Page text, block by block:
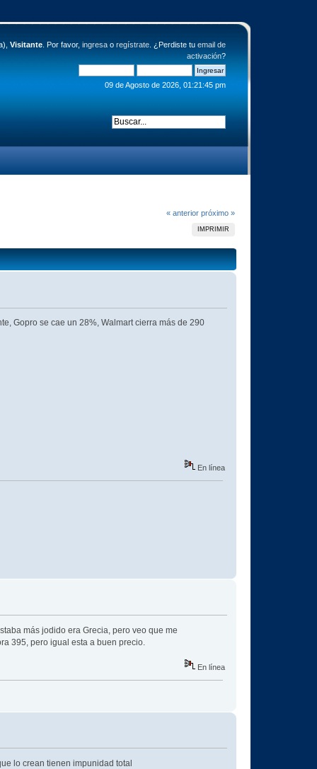
Visitante. Por favor, ingresao regístrate. ¿Perdiste tu email de
activación?
09 de Agosto de 2026, 01:21:45 pm
« anterior próximo »
IMPRIMIR
Gopro se cae un 28%, Walmart cierra más de 290
En línea
más jodido era Grecia, pero veo que me
395, pero igual esta a buen precio.
En línea
lo crean tienen impunidad total